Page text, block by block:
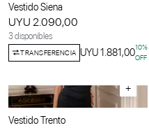
Vestido Siena
UYU 2.090,00
3 disponibles
TRANSFERENCIA UYU 1.881,0010%
OFF
+
Vestido Trento